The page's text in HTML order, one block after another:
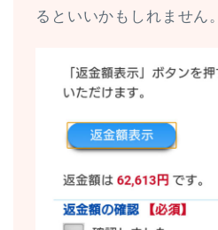
るといいかもしれません。